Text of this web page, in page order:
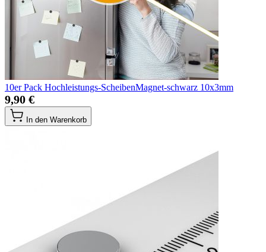
10er Pack Hochleistungs-ScheibenMagnet-schwarz 10x3mm
9,90 €
In den Warenkorb